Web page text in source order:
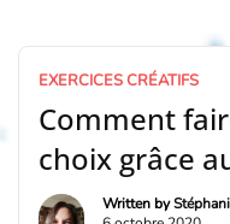
EXERCICES CRÉATIFS
Comment
choix grâce
Written by